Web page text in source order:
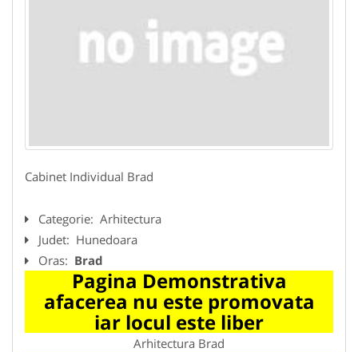
Cabinet Individual Brad
Categorie: Arhitectura
Judet: Hunedoara
Oras: Brad
Pagina Demonstrativa
afacerea nu este promovata
iar locul este liber
Arhitectura Brad